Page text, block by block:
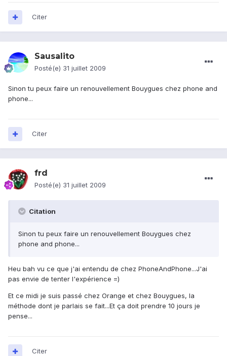
Citer
Sausalito
Posté(e) 31 juillet 2009
Sinon tu peux faire un renouvellement Bouygues chez phone and
phone...
Citer
frd
Posté(e) 31 juillet 2009
Citation
Sinon tu peux faire un renouvellement Bouygues chez
phone and phone...
Heu bah vu ce que j'ai entendu de chez PhoneAndPhone...J'ai
pas envie de tenter l'expérience =)
Et ce midi je suis passé chez Orange et chez Bouygues, la
méthode dont je parlais se fait...Et ça doit prendre 10 jours je
pense...
Citer